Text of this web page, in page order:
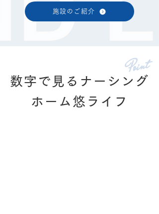
施設のご紹介
数字で見るナーシング
ホーム悠ライフ
Point